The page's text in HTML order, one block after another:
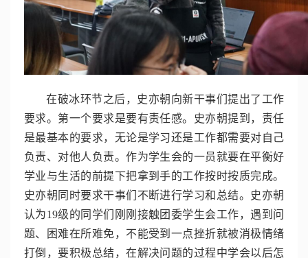
在破冰环节之后，史亦朝向新干事们提出了工作
要求。第一个要求是要有责任感。史亦朝提到，责任
是最基本的要求，无论是学习还是工作都需要对自己
负责、对他人负责。作为学生会的一员就要在平衡好
学业与生活的前提下把拿到手的工作按时按质完成。
史亦朝同时要求干事们不断进行学习和总结。史亦朝
认为19级的同学们刚刚接触团委学生会工作，遇到问
题、困难在所难免，不能受到一点挫折就被消极情绪
打倒，要积极总结，在解决问题的过程中学会以后怎